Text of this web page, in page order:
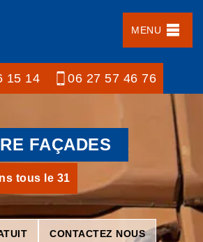
MENU
15 14 06 27 57 46 76
FAÇADES
tous le 31
CONTACTEZ NOUS